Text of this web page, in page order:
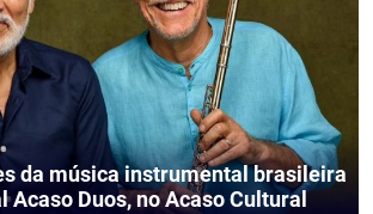
da música instrumental brasileira
Acaso Duos, no Acaso Cultural